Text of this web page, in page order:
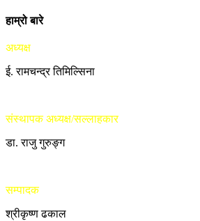
हाम्रो बारे
अध्यक्ष
ई. रामचन्द्र तिमिल्सिना
संस्थापक अध्यक्ष/सल्लाहकार
डा. राजु गुरुङ्ग
सम्पादक
श्रीकृष्ण ढकाल